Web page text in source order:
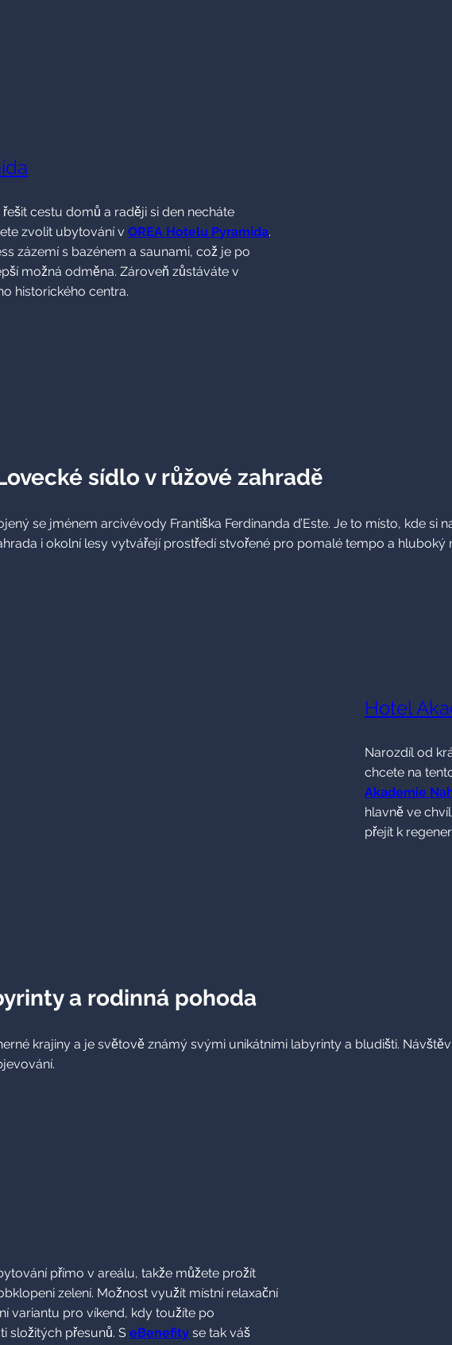
cestu domů a raději si den necháte
zvolit ubytování vOREA Hotelu Pyramida.
zázemí s bazénem a saunami, což je po
možná odměna. Zároveň zůstáváte v
historického centra.
sídlo v růžové zahradě
se jménem arcivévody Františka Ferdinanda d’Este. Je to místo, kde si
i okolní lesy vytvářejí prostředí stvořené pro pomalé tempo a hluboký
Hotel
Narozdíl od
chcete na
Akademie
hlavně ve
přejít k
a rodinná pohoda
krajiny a je světově známý svými unikátními labyrinty a bludišti.
přímo v areálu, takže můžete prožít
zelení. Možnost využít místní relaxační
variantu pro víkend, kdy toužíte po
složitých přesunů. SeBenefity se tak váš